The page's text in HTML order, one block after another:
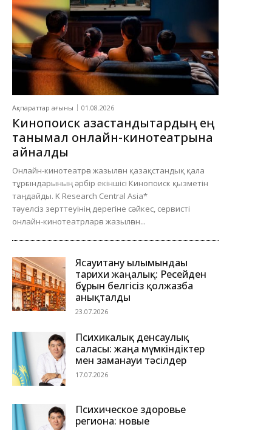
Ақпараттар ағыны 01.08.2026
Кинопоиск қазақстандықтардың ең
танымал онлайн-кинотеатрына
айналды
Онлайн-кинотеатрға жазылған қазақстандық қала
тұрғындарының әрбір екіншісі Кинопоиск қызметін
таңдайды. K Research Central Asia*
тәуелсіз зерттеуінің дерегіне сәйкес, сервисті
онлайн-кинотеатрларға жазылған...
Ясауитану ғылымындағы
тарихи жаңалық: Ресейден
бұрын белгісіз қолжазба
анықталды
23.07.2026
Психикалық денсаулық
саласы: жаңа мүмкіндіктер
мен заманауи тәсілдер
17.07.2026
Психическое здоровье
региона: новые